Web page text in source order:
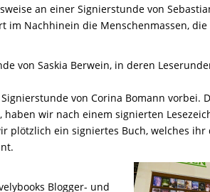
an einer Signierstunde von
im Nachhinein die Menschenmassen, die
von Saskia Berwein, in deren
von Corina Bomann vorbei.
wir nach einem signierten
plötzlich ein signiertes Buch, welches ihr
Blogger- und